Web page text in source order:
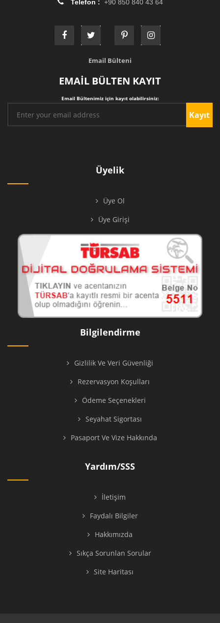
Telefon : +90 850 840 43 64
Email Bülteni
EMAİL BÜLTEN KAYIT
Email Bültenimiz için kayıt olabilirsiniz:
Kayıt
Üyelik
Üye Ol
Üye Girişi
Bilgilendirme
Gizlilik Ve Veri Güvenliği
Rezervasyon Koşulları
Ödeme Seçenekleri
Seyahat Sigortası
Pasaport Ve Vize Hakkında
Yardım/SSS
İletişim
Faydalı Bilgiler
Hakkımızda
Sıkça Sorunlan Sorular
Site Haritası